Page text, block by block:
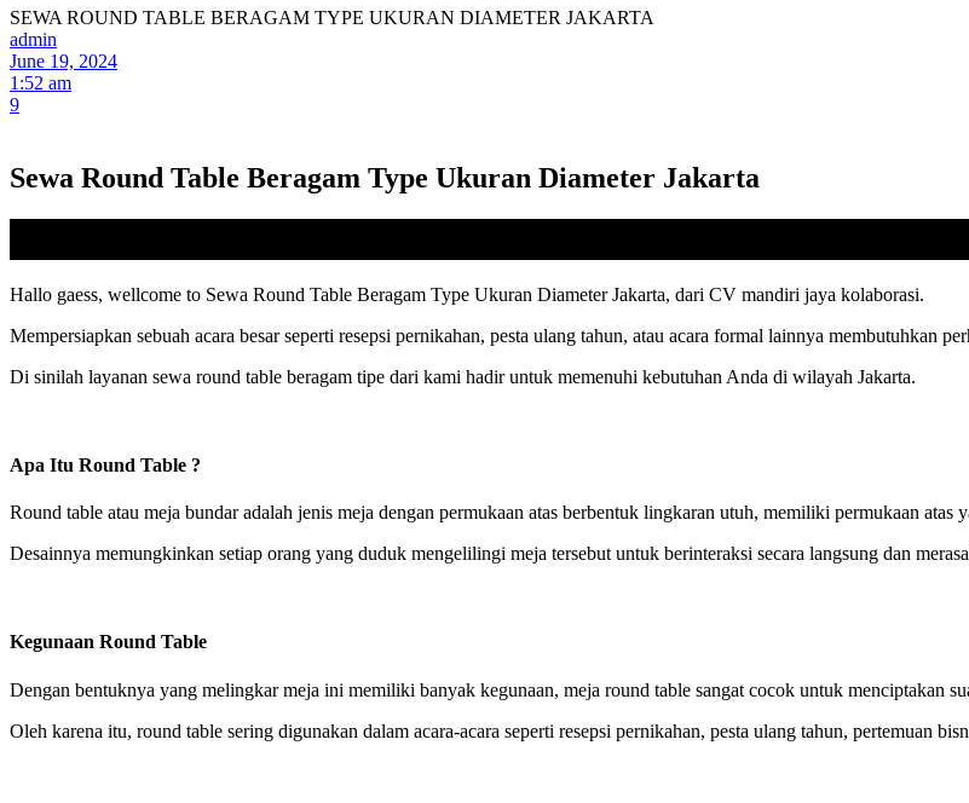
SEWA ROUND TABLE BERAGAM TYPE UKURAN DIAMETER JAKARTA
admin
June 19, 2024
1:52 am
9
Sewa Round Table Beragam Type Ukuran Diameter Jakarta
Hallo gaess, wellcome to Sewa Round Table Beragam Type Ukuran Diameter Jakarta, dari CV mandiri jaya kolaborasi.
Mempersiapkan sebuah acara besar seperti resepsi pernikahan, pesta ulang tahun, atau acara formal lainnya membutuhkan
Di sinilah layanan sewa round table beragam tipe dari kami hadir untuk memenuhi kebutuhan Anda di wilayah Jakarta.
Apa Itu Round Table ?
Round table atau meja bundar adalah jenis meja dengan permukaan atas berbentuk lingkaran utuh, memiliki permukaan atas
Desainnya memungkinkan setiap orang yang duduk mengelilingi meja tersebut untuk berinteraksi secara langsung dan
Kegunaan Round Table
Dengan bentuknya yang melingkar meja ini memiliki banyak kegunaan, meja round table sangat cocok untuk menciptakan
Oleh karena itu, round table sering digunakan dalam acara-acara seperti resepsi pernikahan, pesta ulang tahun, pertemuan